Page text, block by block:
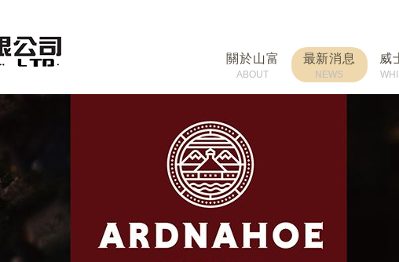
關於山富
ABOUT
最新消息
NEWS
威